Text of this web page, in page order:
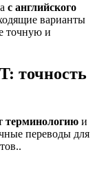
с английского
варианты
точную и
точность
терминологию и
переводы для